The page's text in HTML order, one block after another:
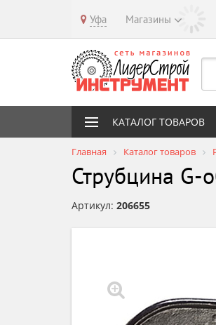
Уфа Магазины
КАТАЛОГ ТОВАРОВ
Главная Каталог товаров
Струбцина G-
Артикул: 206655